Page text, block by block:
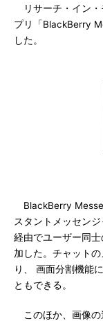
リサーチ・イン・
プリ「BlackBerry
した。
BlackBerry
スタントメッセン
経由でユーザー同
加した。チャット
り、 画面分割機能
ともできる。
このほか、画像の